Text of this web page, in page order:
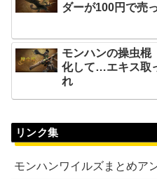
ダーが100円で売
モンハンの操虫
化して…エキス取
れ
リンク集
モンハンワイルズまとめア